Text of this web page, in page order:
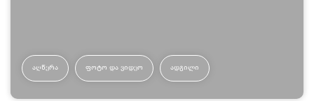
ᲐᲦᲬᲔᲠᲐ ᲤᲝᲢᲝ ᲓᲐ ᲕᲘᲓᲔᲝ ᲐᲓᲒᲘᲚᲘ